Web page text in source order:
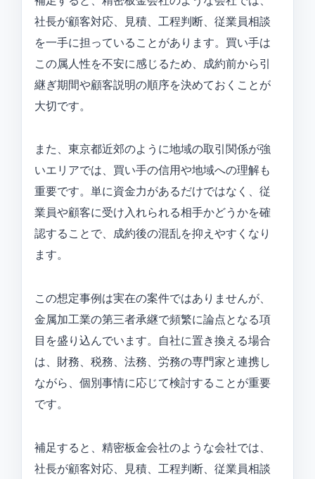
社長が顧客対応、見積、工程判断、従業員相談
を一手に担っていることがあります。買い手は
この属人性を不安に感じるため、成約前から引
継ぎ期間や顧客説明の順序を決めておくことが
大切です。
また、東京都近郊のように地域の取引関係が強
いエリアでは、買い手の信用や地域への理解も
重要です。単に資金力があるだけではなく、従
業員や顧客に受け入れられる相手かどうかを確
認することで、成約後の混乱を抑えやすくなり
ます。
この想定事例は実在の案件ではありませんが、
金属加工業の第三者承継で頻繁に論点となる項
目を盛り込んでいます。自社に置き換える場合
は、財務、税務、法務、労務の専門家と連携し
ながら、個別事情に応じて検討することが重要
です。
補足すると、精密板金会社のような会社では、
社長が顧客対応、見積、工程判断、従業員相談